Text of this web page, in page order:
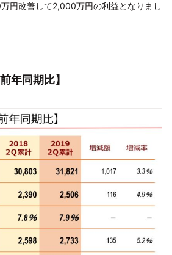
円改善して2,000万円の利益となりまし
年同期比】